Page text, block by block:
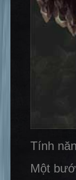
Tính
Một